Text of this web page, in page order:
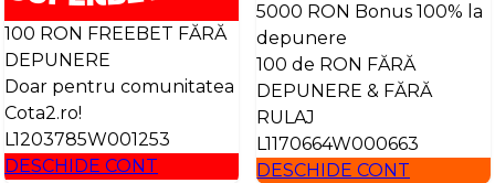
100 RON FREEBET FĂRĂ
DEPUNERE
Doar pentru comunitatea
Cota2.ro!
L1203785W001253
DESCHIDE CONT
5000 RON Bonus 100% la
depunere
100 de RON FĂRĂ
DEPUNERE & FĂRĂ
RULAJ
L1170664W000663
DESCHIDE CONT